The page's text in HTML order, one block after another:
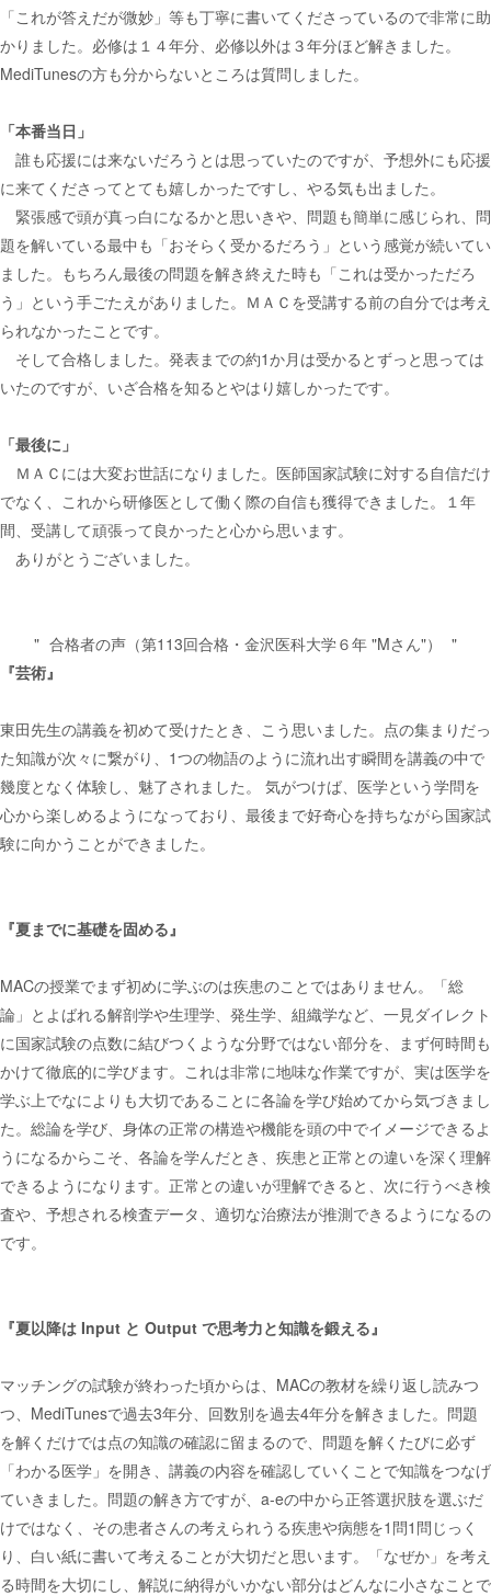
「これが答えだが微妙」等も丁寧に書いてくださっているので非常に助
かりました。必修は１４年分、必修以外は３年分ほど解きました。
MediTunesの方も分からないところは質問しました。
「本番当日」
誰も応援には来ないだろうとは思っていたのですが、予想外にも応援
に来てくださってとても嬉しかったですし、やる気も出ました。
緊張感で頭が真っ白になるかと思いきや、問題も簡単に感じられ、問
題を解いている最中も「おそらく受かるだろう」という感覚が続いてい
ました。もちろん最後の問題を解き終えた時も「これは受かっただろ
う」という手ごたえがありました。ＭＡＣを受講する前の自分では考え
られなかったことです。
そして合格しました。発表までの約1か月は受かるとずっと思っては
いたのですが、いざ合格を知るとやはり嬉しかったです。
「最後に」
ＭＡＣには大変お世話になりました。医師国家試験に対する自信だけ
でなく、これから研修医として働く際の自信も獲得できました。１年
間、受講して頑張って良かったと心から思います。
ありがとうございました。
合格者の声（第113回合格・金沢医科大学６年 "Mさん"）
『芸術』
東田先生の講義を初めて受けたとき、こう思いました。点の集まりだっ
た知識が次々に繋がり、1つの物語のように流れ出す瞬間を講義の中で
幾度となく体験し、魅了されました。 気がつけば、医学という学問を
心から楽しめるようになっており、最後まで好奇心を持ちながら国家試
験に向かうことができました。
『夏までに基礎を固める』
MACの授業でまず初めに学ぶのは疾患のことではありません。「総
論」とよばれる解剖学や生理学、発生学、組織学など、一見ダイレクト
に国家試験の点数に結びつくような分野ではない部分を、まず何時間も
かけて徹底的に学びます。これは非常に地味な作業ですが、実は医学を
学ぶ上でなによりも大切であることに各論を学び始めてから気づきまし
た。総論を学び、身体の正常の構造や機能を頭の中でイメージできるよ
うになるからこそ、各論を学んだとき、疾患と正常との違いを深く理解
できるようになります。正常との違いが理解できると、次に行うべき検
査や、予想される検査データ、適切な治療法が推測できるようになるの
です。
『夏以降は Input と Output で思考力と知識を鍛える』
マッチングの試験が終わった頃からは、MACの教材を繰り返し読みつ
つ、MediTunesで過去3年分、回数別を過去4年分を解きました。問題
を解くだけでは点の知識の確認に留まるので、問題を解くたびに必ず
「わかる医学」を開き、講義の内容を確認していくことで知識をつなげ
ていきました。問題の解き方ですが、a-eの中から正答選択肢を選ぶだ
けではなく、その患者さんの考えられうる疾患や病態を1問1問じっく
り、白い紙に書いて考えることが大切だと思います。「なぜか」を考え
る時間を大切にし、解説に納得がいかない部分はどんなに小さなことで